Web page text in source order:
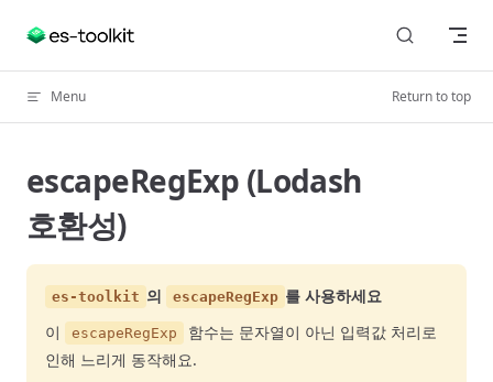
Skip to content
Menu Return to top
escapeRegExp (Lodash
호환성)
es-toolkit 의 escapeRegExp 를 사용하세요
이
escapeRegExp
함수는 문자열이 아닌 입력값 처리로
인해 느리게 동작해요.